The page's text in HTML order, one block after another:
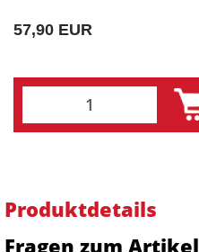
57,90 EUR
Produktdetails
Fragen zum Artikel